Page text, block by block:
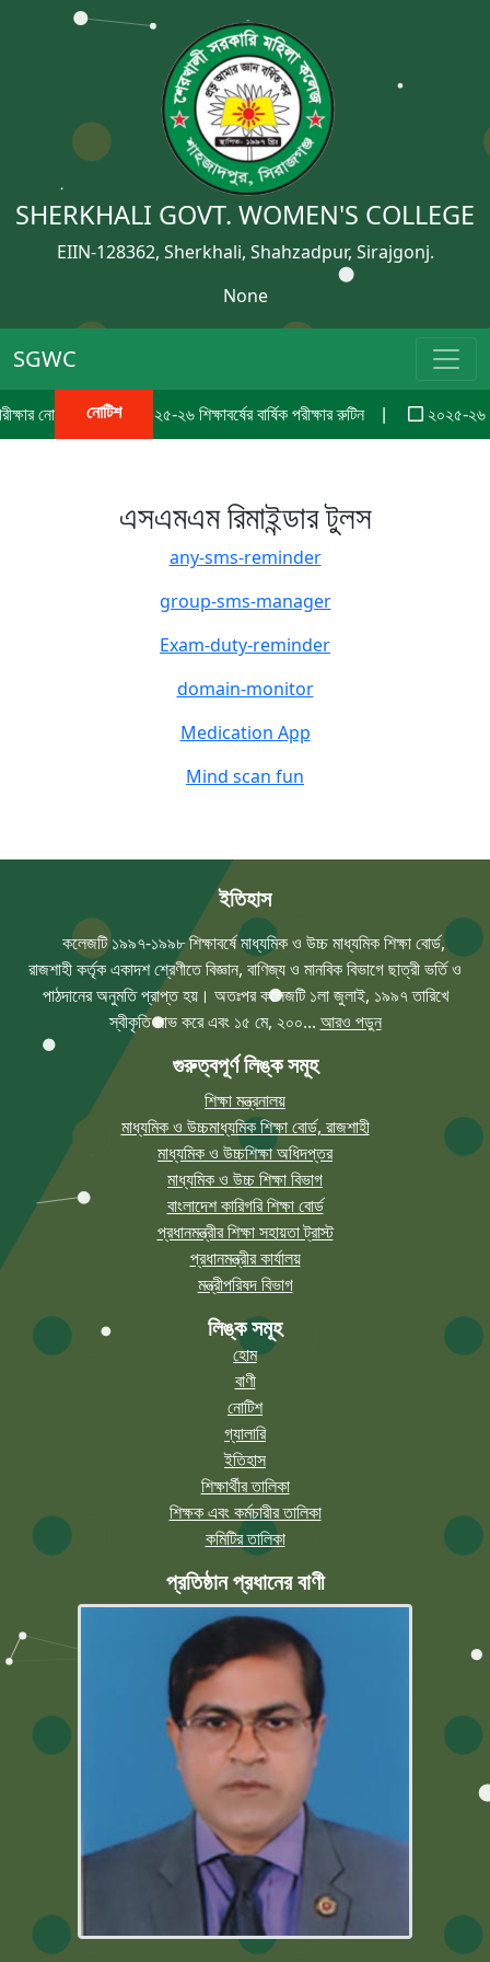
SHERKHALI GOVT. WOMEN'S COLLEGE
EIIN-128362, Sherkhali, Shahzadpur, Sirajgonj.
None
SGWC
নোটিশ
নোটিশ ২০২৫-২৬ শিক্ষাবর্ষের বার্ষিক পরীক্ষার রুটিন ২০২৫-২৬
এসএমএম রিমাইন্ডার টুলস
any-sms-reminder
group-sms-manager
Exam-duty-reminder
domain-monitor
Medication App
Mind scan fun
ইতিহাস
কলেজটি ১৯৯৭-১৯৯৮ শিক্ষাবর্ষে মাধ্যমিক ও উচ্চ মাধ্যমিক শিক্ষা বোর্ড,
রাজশাহী কর্তৃক একাদশ শ্রেণীতে বিজ্ঞান, বাণিজ্য ও মানবিক বিভাগে ছাত্রী ভর্তি ও
পাঠদানের অনুমতি প্রাপ্ত হয়। অতঃপর কলেজটি ১লা জুলাই, ১৯৯৭ তারিখে
স্বীকৃতি লাভ করে এবং ১৫ মে, ২০০... আরও পড়ুন
গুরুত্বপূর্ণ লিঙ্ক সমূহ
শিক্ষা মন্ত্রনালয়
মাধ্যমিক ও উচ্চমাধ্যমিক শিক্ষা বোর্ড, রাজশাহী
মাধ্যমিক ও উচ্চশিক্ষা অধিদপ্তর
মাধ্যমিক ও উচ্চ শিক্ষা বিভাগ
বাংলাদেশ কারিগরি শিক্ষা বোর্ড
প্রধানমন্ত্রীর শিক্ষা সহায়তা ট্রাস্ট
প্রধানমন্ত্রীর কার্যালয়
মন্ত্রীপরিষদ বিভাগ
লিঙ্ক সমূহ
হোম
বাণী
নোটিশ
গ্যালারি
ইতিহাস
শিক্ষার্থীর তালিকা
শিক্ষক এবং কর্মচারীর তালিকা
কমিটির তালিকা
প্রতিষ্ঠান প্রধানের বাণী